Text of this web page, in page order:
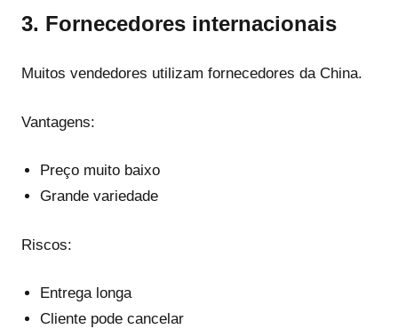
3. Fornecedores internacionais
Muitos vendedores utilizam fornecedores da China.
Vantagens:
Preço muito baixo
Grande variedade
Riscos:
Entrega longa
Cliente pode cancelar